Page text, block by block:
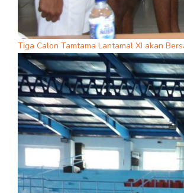
Tiga Calon Tamtama Lantamal XI akan